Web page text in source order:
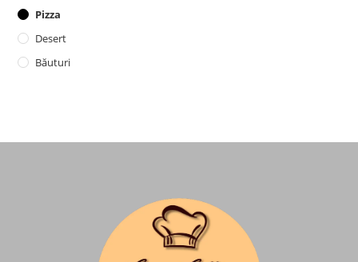
Pizza
Desert
Băuturi